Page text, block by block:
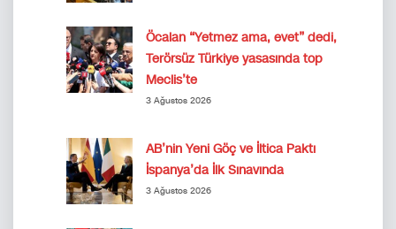
Öcalan “Yetmez ama, evet” dedi,
Terörsüz Türkiye yasasında top
Meclis’te
3 Ağustos 2026
AB’nin Yeni Göç ve İltica Paktı
İspanya’da İlk Sınavında
3 Ağustos 2026